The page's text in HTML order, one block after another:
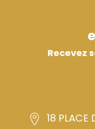
Recevez
18 PLACE